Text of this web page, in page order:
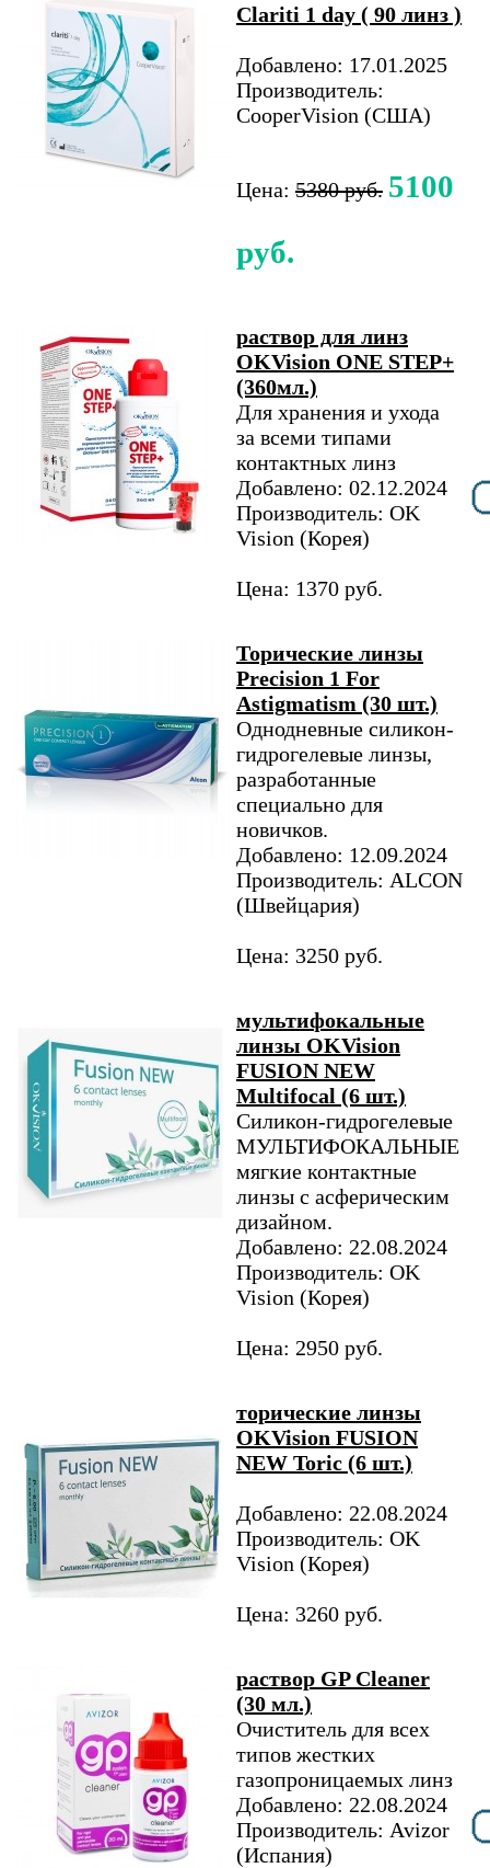
Clariti 1 day ( 90 линз )
Добавлено: 17.01.2025
Производитель:
CooperVision (США)
Цена: 5380 руб. 5100
руб.
раствор для линз
OKVision ONE STEP+
(360мл.)
Для хранения и ухода
за всеми типами
контактных линз
Добавлено: 02.12.2024
Производитель: OK
Vision (Корея)
Цена: 1370 руб.
Торические линзы
Precision 1 For
Astigmatism (30 шт.)
Однодневные силикон-
гидрогелевые линзы,
разработанные
специально для
новичков.
Добавлено: 12.09.2024
Производитель: ALCON
(Швейцария)
Цена: 3250 руб.
мультифокальные
линзы OKVision
FUSION NEW
Multifocal (6 шт.)
Силикон-гидрогелевые
МУЛЬТИФОКАЛЬНЫЕ
мягкие контактные
линзы с асферическим
дизайном.
Добавлено: 22.08.2024
Производитель: OK
Vision (Корея)
Цена: 2950 руб.
торические линзы
OKVision FUSION
NEW Toric (6 шт.)
Добавлено: 22.08.2024
Производитель: OK
Vision (Корея)
Цена: 3260 руб.
раствор GP Cleaner
(30 мл.)
Очиститель для всех
типов жестких
газопроницаемых линз
Добавлено: 22.08.2024
Производитель: Avizor
(Испания)